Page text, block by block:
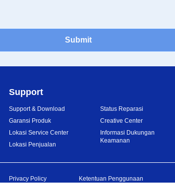
Submit
Support
Support & Download
Garansi Produk
Lokasi Service Center
Lokasi Penjualan
Status Reparasi
Creative Center
Informasi Dukungan
Keamanan
Privacy Policy Ketentuan Penggunaan